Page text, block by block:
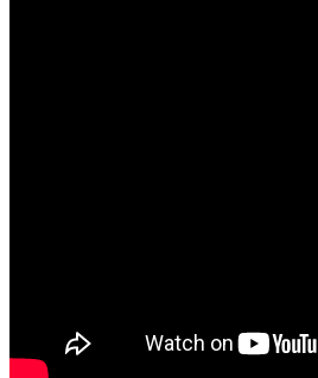
話，就不會迷失於所說的這個劫
經文，來當作解說的根據。在《